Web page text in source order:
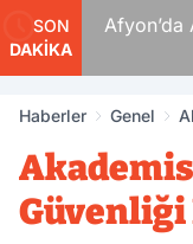
SON
DAKİKA
Afyon’da
Haberler Genel
Güvenliği